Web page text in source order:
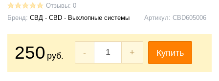
Отзывы: 0
Бренд: СВД - CBD - Выхлопные системы Артикул: CBD605006
250 руб. - + Купить